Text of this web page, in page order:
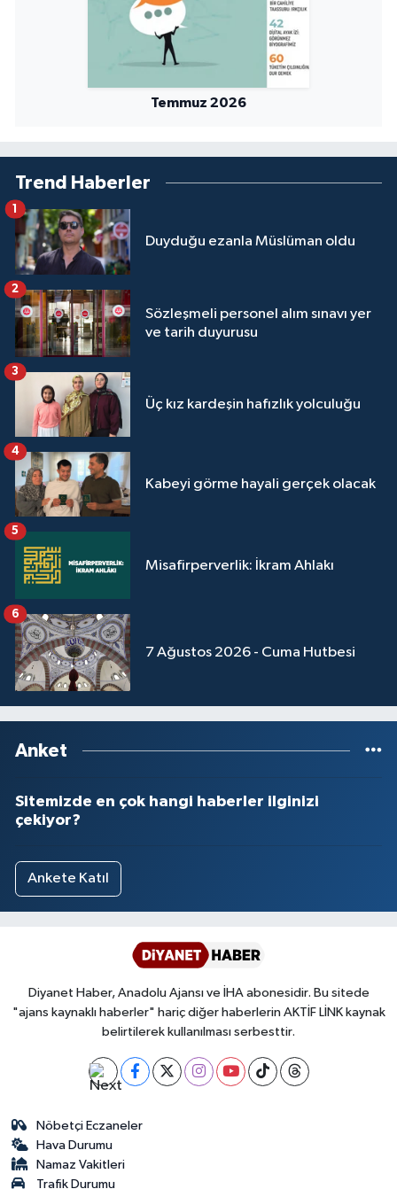
Temmuz 2026
Trend Haberler
Duyduğu ezanla Müslüman oldu
1
Sözleşmeli personel alım sınavı yer
ve tarih duyurusu
2
Üç kız kardeşin hafızlık yolculuğu
3
Kabeyi görme hayali gerçek olacak
4
Misafirperverlik: İkram Ahlakı
5
7 Ağustos 2026 - Cuma Hutbesi
6
Anket
Sitemizde en çok hangi haberler ilginizi
çekiyor?
Ankete Katıl
Diyanet Haber, Anadolu Ajansı ve İHA abonesidir. Bu sitede
"ajans kaynaklı haberler" hariç diğer haberlerin AKTİF LİNK kaynak
belirtilerek kullanılması serbesttir.
Nöbetçi Eczaneler
Hava Durumu
Namaz Vakitleri
Trafik Durumu